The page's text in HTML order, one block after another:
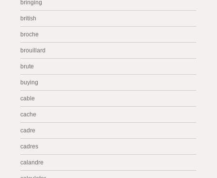
bringing
british
broche
brouillard
brute
buying
cable
cache
cadre
cadres
calandre